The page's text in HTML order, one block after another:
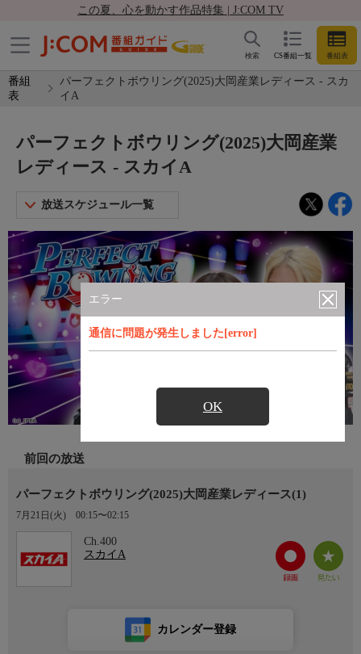
この夏、心を動かす作品特集 | J:COM TV
CS番組一覧 番組表
検索
番組
表
パーフェクトボウリング(2025)大岡産業レディース - スカ
イA
エラー
通信に問題が発生しました[error]
OK
パーフェクトボウリング(2025)大岡産業
レディース - スカイA
放送スケジュール一覧
前回の放送
パーフェクトボウリング(2025)大岡産業レディース(1)
7月21日(火) 00:15〜02:15
Ch.400
スカイA
カレンダー登録